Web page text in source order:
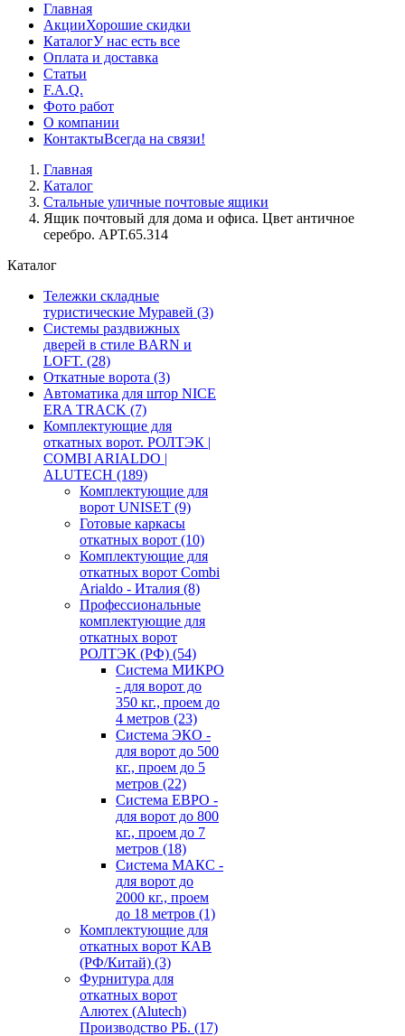
Главная
АкцииХорошие скидки
КаталогУ нас есть все
Оплата и доставка
Статьи
F.A.Q.
Фото работ
О компании
КонтактыВсегда на связи!
Главная
Каталог
Стальные уличные почтовые ящики
Ящик почтовый для дома и офиса. Цвет античное
серебро. АРТ.65.314
Каталог
Тележки складные
туристические Муравей (3)
Системы раздвижных
дверей в стиле BARN и
LOFT. (28)
Откатные ворота (3)
Автоматика для штор NICE
ERA TRACK (7)
Комплектующие для
откатных ворот. РОЛТЭК |
COMBI ARIALDO |
ALUTECH (189)
Комплектующие для
ворот UNISET (9)
Готовые каркасы
откатных ворот (10)
Комплектующие для
откатных ворот Combi
Arialdo - Италия (8)
Профессиональные
комплектующие для
откатных ворот
РОЛТЭК (РФ) (54)
Система МИКРО
- для ворот до
350 кг., проем до
4 метров (23)
Система ЭКО -
для ворот до 500
кг., проем до 5
метров (22)
Система ЕВРО -
для ворот до 800
кг., проем до 7
метров (18)
Система МАКС -
для ворот до
2000 кг., проем
до 18 метров (1)
Комплектующие для
откатных ворот КАВ
(РФ/Китай) (3)
Фурнитура для
откатных ворот
Алютех (Alutech)
Производство РБ. (17)